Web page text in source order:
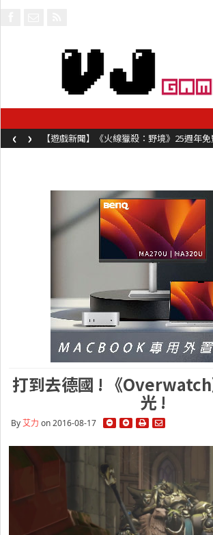
【遊戲新聞】《火線獵殺：野境》25週年
容同時系舊作限時超平價折扣
‹ ›
打到去德國 ! 《
光 !
By艾力 on 2016-08-17